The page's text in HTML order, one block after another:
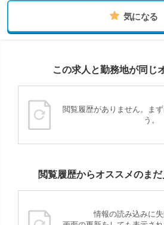
気になる
この求人と勤務地が同じ
閲覧履歴がありません。ま
う。
閲覧履歴からオススメのま
情報の読み込みに失